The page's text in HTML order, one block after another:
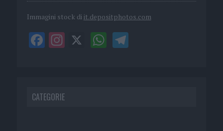
Immagini stock di it.depositphotos.com
CATEGORIE